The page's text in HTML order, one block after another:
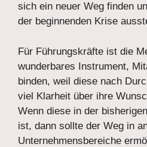
sich ein neuer Weg finden
der beginnenden Krise
Für Führungskräfte ist die
wunderbares Instrument,
binden, weil diese nach
viel Klarheit über ihre
Wenn diese in der
ist, dann sollte der Weg in
Unternehmensbereiche